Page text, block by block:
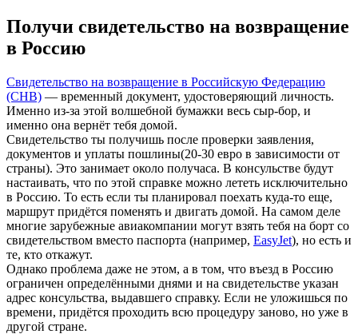
Получи свидетельство на возвращение
в Россию
Свидетельство на возвращение в Российскую Федерацию
(СНВ) — временный документ, удостоверяющий личность.
Именно из-за этой волшебной бумажки весь сыр-бор, и
именно она вернёт тебя домой.
Свидетельство ты получишь после проверки заявления,
документов и уплаты пошлины(20-30 евро в зависимости от
страны). Это занимает около получаса. В консульстве будут
настаивать, что по этой справке можно лететь исключительно
в Россию. То есть если ты планировал поехать куда-то еще,
маршрут придётся поменять и двигать домой. На самом деле
многие зарубежные авиакомпании могут взять тебя на борт со
свидетельством вместо паспорта (например, EasyJet), но есть и
те, кто откажут.
Однако проблема даже не этом, а в том, что въезд в Россию
ограничен определёнными днями и на свидетельстве указан
адрес консульства, выдавшего справку. Если не уложишься по
времени, придётся проходить всю процедуру заново, но уже в
другой стране.